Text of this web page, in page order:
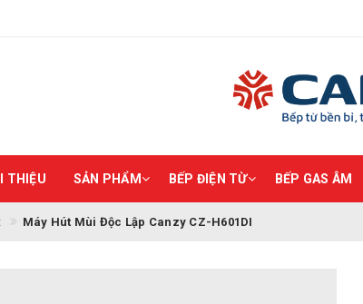
THIỆU SẢN PHẨM BẾP ĐIỆN TỪ BẾP GAS ÂM
Máy Hút Mùi Độc Lập Canzy CZ-H601DI